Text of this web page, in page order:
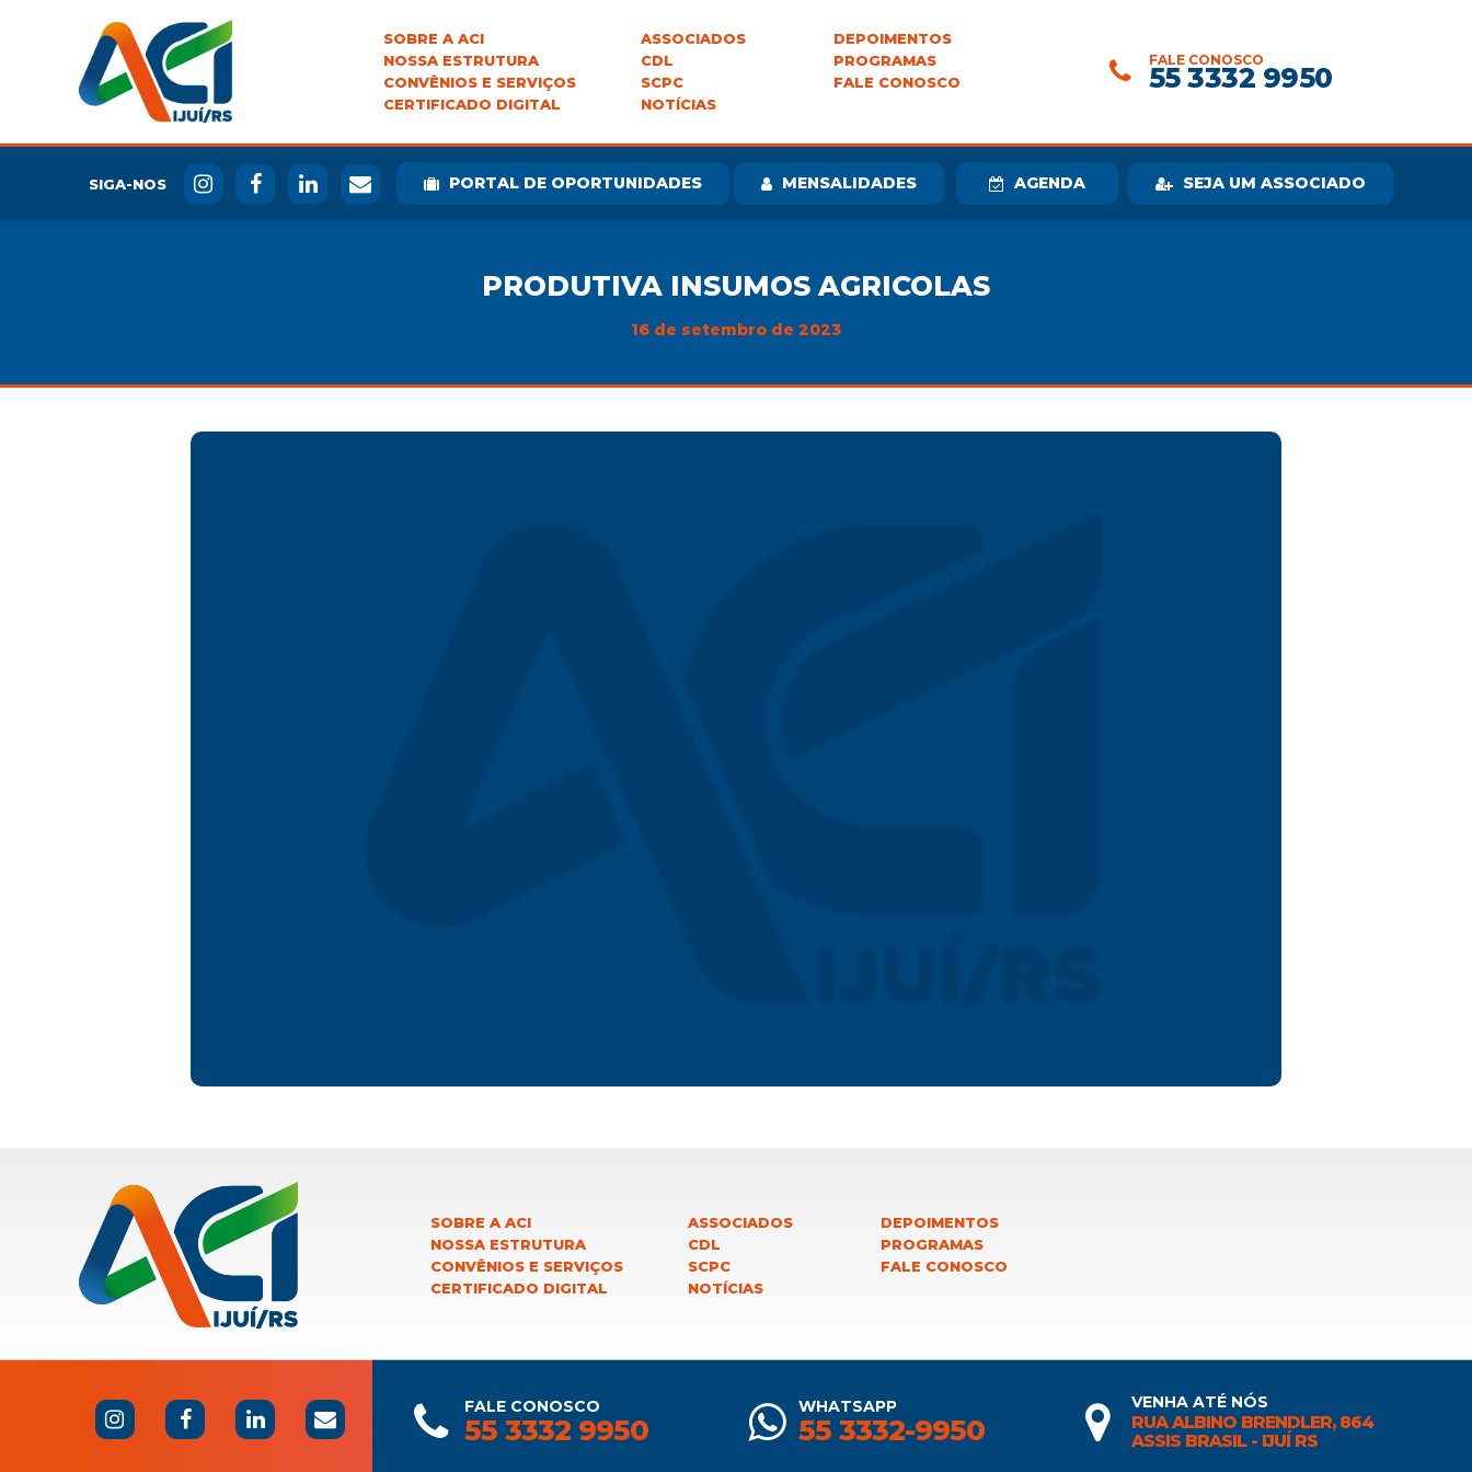
SOBRE A ACI
NOSSA ESTRUTURA
CONVÊNIOS E SERVIÇOS
CERTIFICADO DIGITAL
ASSOCIADOS
CDL
SCPC
NOTÍCIAS
DEPOIMENTOS
PROGRAMAS
FALE CONOSCO
FALE CONOSCO
55 3332 9950
SIGA-NOS PORTAL DE OPORTUNIDADES MENSALIDADES AGENDA SEJA UM ASSOCIADO
PRODUTIVA INSUMOS AGRICOLAS
16 de setembro de 2023
SOBRE A ACI
NOSSA ESTRUTURA
CONVÊNIOS E SERVIÇOS
CERTIFICADO DIGITAL
ASSOCIADOS
CDL
SCPC
NOTÍCIAS
DEPOIMENTOS
PROGRAMAS
FALE CONOSCO
FALE CONOSCO
55 3332 9950
WHATSAPP
55 3332-9950
VENHA ATÉ NÓS
RUA ALBINO BRENDLER, 864
ASSIS BRASIL - IJUÍ RS